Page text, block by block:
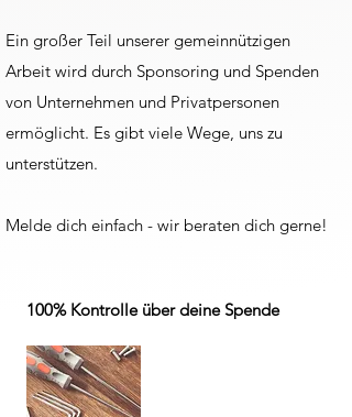
Ein großer Teil unserer gemeinnützigen
Arbeit wird durch Sponsoring und Spenden
von Unternehmen und Privatpersonen
ermöglicht. Es gibt viele Wege, uns zu
unterstützen.
Melde dich einfach - wir beraten dich gerne!
100% Kontrolle über deine Spende